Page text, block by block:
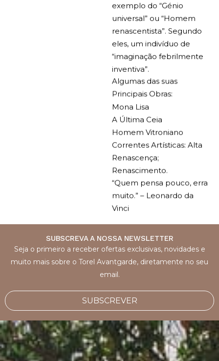
exemplo do “Génio
universal” ou “Homem
renascentista”. Segundo
eles, um indivíduo de
“imaginação febrilmente
inventiva”.
Algumas das suas
Principais Obras:
Mona Lisa
A Última Ceia
Homem Vitroniano
Correntes Artísticas: Alta
Renascença;
Renascimento.
“Quem pensa pouco, erra
muito.” – Leonardo da
Vinci
SUBSCREVA A NOSSA NEWSLETTER
Seja o primeiro a receber ofertas exclusivas, novidades e
muito mais sobre o Torel Avantgarde, diretamente no seu
email.
SUBSCREVER